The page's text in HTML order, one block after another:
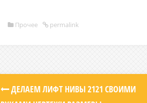
Прочее permalink
P
ДЕЛАЕМ ЛИФТ НИВЫ 2121 СВОИМИ